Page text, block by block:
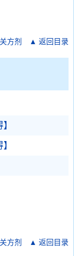
方剂 ▲ 返回目录
方剂 ▲ 返回目录